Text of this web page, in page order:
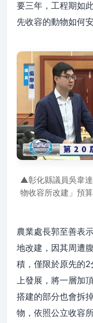
要三年，工程期如
先收容的動物如何安
▲彰化縣議員吳韋
物收容所改建」預
農業處長郭至善表
地改建，因其周遭
積，僅限於原先的
上發展，將一層加
搭建的部分也會拆
物，依照公立收容